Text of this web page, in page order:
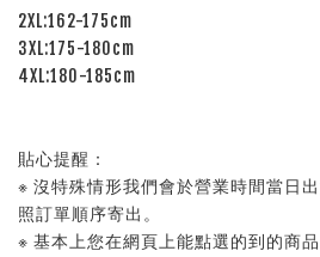
2XL:162-175cm
3XL:175-180cm
4XL:180-185cm
貼心提醒：
※ 沒特殊情形我們會於營業時間當日
照訂單順序寄出。
※ 基本上您在網頁上能點選的到的商